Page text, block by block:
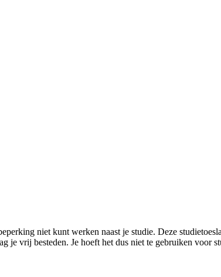
niet kunt werken naast je studie. Deze
vrij besteden. Je hoeft het dus niet te gebruiken voor